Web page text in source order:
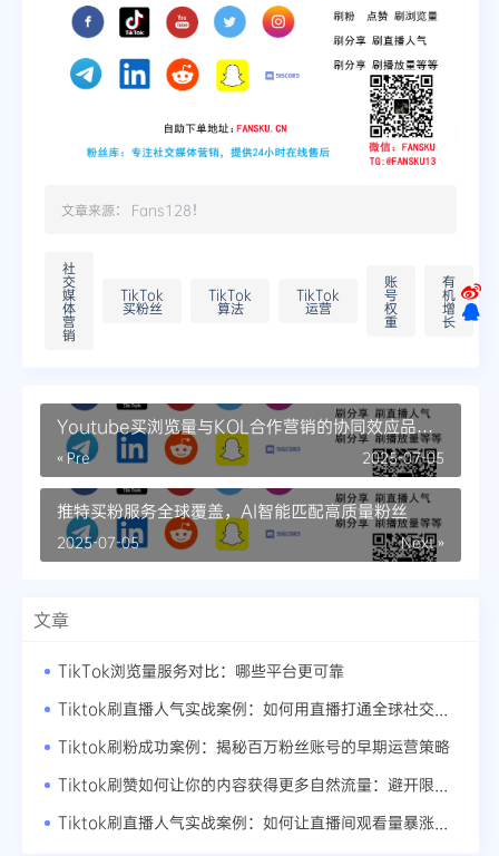
文章来源： Fans128！
社
交
媒
体
营
销
TikTok
买粉丝
TikTok
算法
TikTok
运营
账
号
权
重
有
机
增
长
Youtube买浏览量与KOL合作营销的协同效应品牌
曝光量翻倍的秘诀
« Pre 2025-07-05
推特买粉服务全球覆盖，AI智能匹配高质量粉丝
Next »
2025-07-05
文章
TikTok浏览量服务对比：哪些平台更可靠
Tiktok刷粉成功案例：揭秘百万粉丝账号的早期运营策略